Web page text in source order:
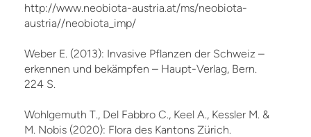
http://www.neobiota-austria.at/ms/neobiota-
austria//neobiota_imp/
Weber E. (2013): Invasive Pflanzen der Schweiz –
erkennen und bekämpfen – Haupt-Verlag, Bern.
224 S.
Wohlgemuth T., Del Fabbro C., Keel A., Kessler M. &
M. Nobis (2020): Flora des Kantons Zürich.